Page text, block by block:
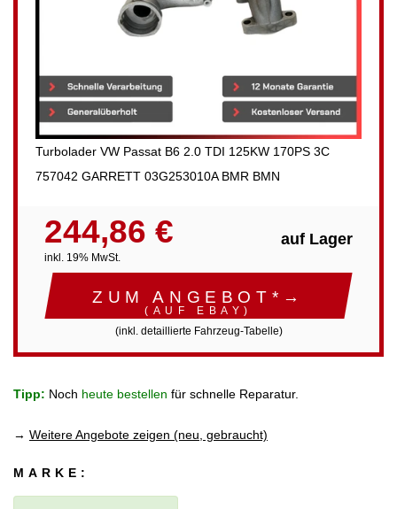
Turbolader VW Passat B6 2.0 TDI 125KW 170PS 3C
757042 GARRETT 03G253010A BMR BMN
244,86 €
inkl. 19% MwSt.
auf Lager
ZUM ANGEBOT*→
(AUF EBAY)
(inkl. detaillierte Fahrzeug-Tabelle)
Tipp: Noch heute bestellen für schnelle Reparatur.
→ Weitere Angebote zeigen (neu, gebraucht)
MARKE: